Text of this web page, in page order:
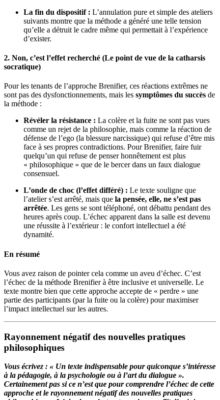
La fin du dispositif : L’annulation pure et simple des ateliers
suivants montre que la méthode a généré une telle tension
qu’elle a détruit le cadre même qui permettait à l’expérience
d’exister.
2. Non, c’est l’effet recherché (Le point de vue de la catharsis
socratique)
Pour les tenants de l’approche Brenifier, ces réactions extrêmes ne
sont pas des dysfonctionnements, mais les symptômes du succès de
la méthode :
Révéler la résistance : La colère et la fuite ne sont pas vues
comme un rejet de la philosophie, mais comme la réaction de
défense de l’ego (la blessure narcissique) qui refuse d’être mis
face à ses propres contradictions. Pour Brenifier, faire fuir
quelqu’un qui refuse de penser honnêtement est plus
« philosophique » que de le bercer dans un faux dialogue
consensuel.
L’onde de choc (l’effet différé) : Le texte souligne que
l’atelier s’est arrêté, mais que la pensée, elle, ne s’est pas
arrêtée. Les gens se sont téléphoné, ont débattu pendant des
heures après coup. L’échec apparent dans la salle est devenu
une réussite à l’extérieur : le confort intellectuel a été
dynamité.
En résumé
Vous avez raison de pointer cela comme un aveu d’échec. C’est
l’échec de la méthode Brenifier à être inclusive et universelle. Le
texte montre bien que cette approche accepte de « perdre » une
partie des participants (par la fuite ou la colère) pour maximiser
l’impact intellectuel sur les autres.
Rayonnement négatif des nouvelles pratiques
philosophiques
Vous écrivez : « Un texte indispensable pour quiconque s’intéresse
à la pédagogie, à la psychologie ou à l’art du dialogue ».
Certainement pas si ce n’est que pour comprendre l’échec de cette
approche et le rayonnement négatif des nouvelles pratiques